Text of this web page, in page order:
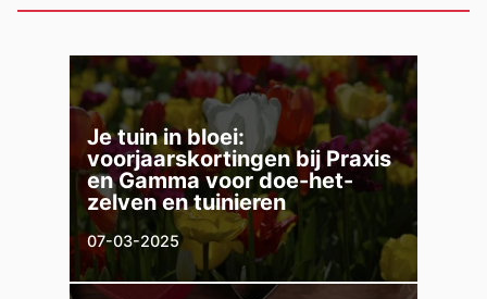
Je tuin in bloei:
voorjaarskortingen bij Praxis
en Gamma voor doe-het-
zelven en tuinieren
07-03-2025